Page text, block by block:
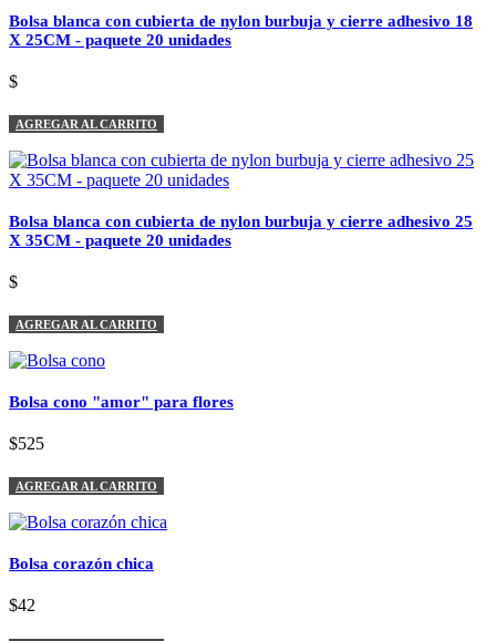
Bolsa blanca con cubierta de nylon burbuja y cierre adhesivo 18
X 25CM - paquete 20 unidades
$
AGREGAR AL CARRITO
Bolsa blanca con cubierta de nylon burbuja y cierre adhesivo 25
X 35CM - paquete 20 unidades
$
AGREGAR AL CARRITO
Bolsa cono "amor" para flores
$525
AGREGAR AL CARRITO
Bolsa corazón chica
$42